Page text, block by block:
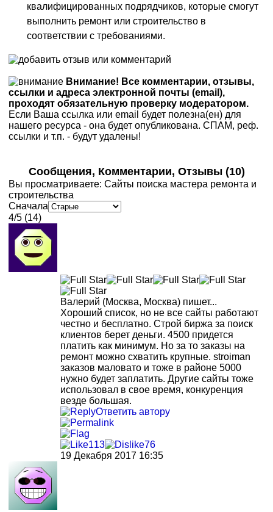
квалифицированных подрядчиков, которые смогут
выполнить ремонт или строительство в
соответствии с требованиями.
Внимание! Все комментарии, отзывы,
ссылки и адреса электронной почты (email),
проходят обязательную проверку модератором.
Если Ваша ссылка или email будет полезна(ен) для
нашего ресурса - она будет опубликована. СПАМ, реф.
ссылки и т.п. - будут удалены!
Сообщения, Комментарии, Отзывы (10)
Вы просматриваете: Сайты поиска мастера ремонта и
строительства
Сначала
4/5 (14)
Валерий (Москва, Москва) пишет...
Хороший список, но не все сайты работают
честно и бесплатно. Строй биржа за поиск
клиентов берет деньги. 4500 придется
платить как минимум. Но за то заказы на
ремонт можно схватить крупные. stroiman
заказов маловато и тоже в районе 5000
нужно будет заплатить. Другие сайты тоже
использовал в свое время, конкуренция
везде большая.
Ответить автору
113
76
19 Декабря 2017 16:35